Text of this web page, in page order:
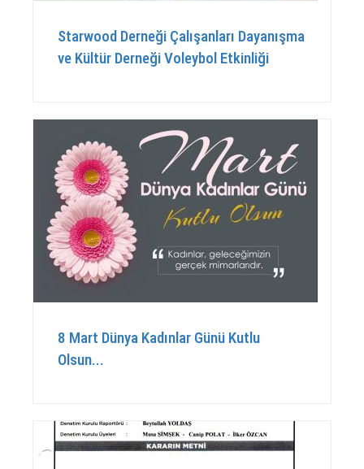
Starwood Derneği Çalışanları Dayanışma
ve Kültür Derneği Voleybol Etkinliği
8 Mart Dünya Kadınlar Günü Kutlu
Olsun...